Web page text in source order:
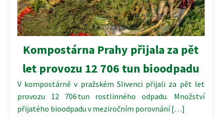
25.03.2022 | 10:23
Kompostárna Prahy přijala za pět
let provozu 12 706 tun bioodpadu
V kompostárně v pražském Slivenci přijali za pět let
provozu 12 706 tun rostlinného odpadu. Množství
přijatého bioodpadu v meziročním porovnání […]